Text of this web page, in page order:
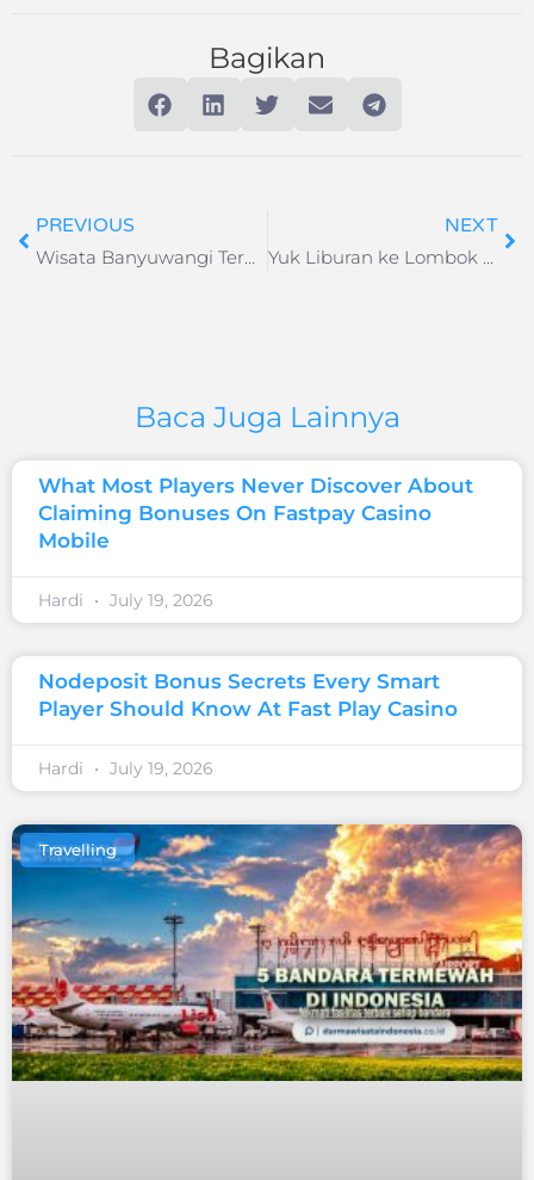
Bagikan
PREVIOUS
Wisata Banyuwangi Terbang dengan Wings Air
NEXT
Yuk Liburan ke Lombok dengan AirAsia Rute Baru
Baca Juga Lainnya
What Most Players Never Discover About
Claiming Bonuses On Fastpay Casino
Mobile
Hardi July 19, 2026
Nodeposit Bonus Secrets Every Smart
Player Should Know At Fast Play Casino
Hardi July 19, 2026
Travelling